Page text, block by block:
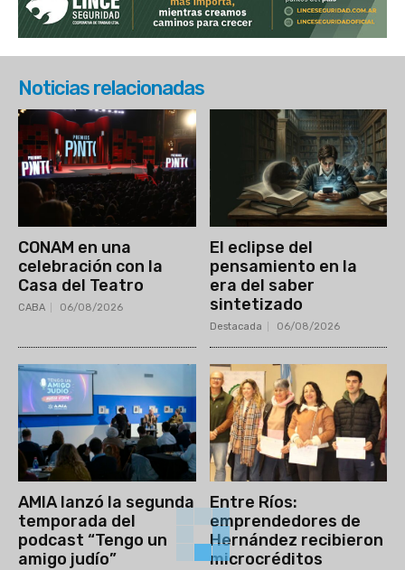
Noticias relacionadas
CONAM en una
celebración con la
Casa del Teatro
CABA 06/08/2026
El eclipse del
pensamiento en la
era del saber
sintetizado
Destacada 06/08/2026
AMIA lanzó la segunda
temporada del
podcast “Tengo un
amigo judío”
Entre Ríos:
emprendedores de
Hernández recibieron
microcréditos